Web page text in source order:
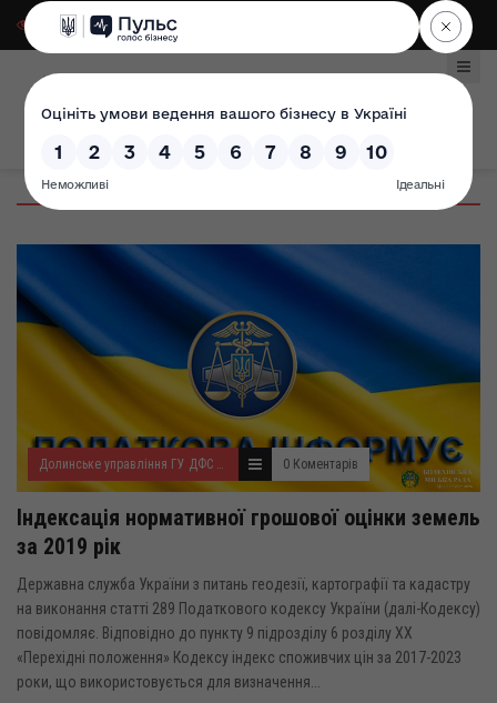
Для слабозорих|
Долинське управління ГУ ДФС у Івано-Франківській області 0 Коментарів
Індексація нормативної грошової оцінки земель
за 2019 рік
Державна служба України з питань геодезії, картографії та кадастру
на виконання статті 289 Податкового кодексу України (далі-Кодексу)
повідомляє. Відповідно до пункту 9 підрозділу 6 розділу ХХ
«Перехідні положення» Кодексу індекс споживчих цін за 2017-2023
роки, що використовується для визначення...